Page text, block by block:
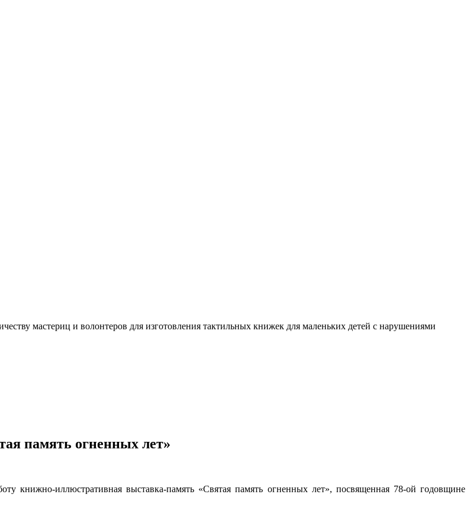
мастериц и волонтеров для изготовления тактильных книжек для маленьких детей с нарушениями
память огненных лет»
книжно-иллюстративная выставка-память «Святая память огненных лет», посвященная 78-ой годовщине